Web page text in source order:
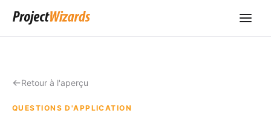
Retour à l'aperçu
QUESTIONS D'APPLICATION